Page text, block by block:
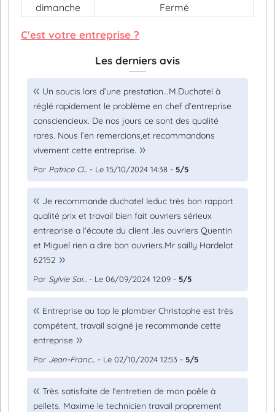
dimanche Fermé
C'est votre entreprise ?
Les derniers avis
Un soucis lors d’une prestation...M.Duchatel à
réglé rapidement le problème en chef d’entreprise
consciencieux. De nos jours ce sont des qualité
rares. Nous l’en remercions,et recommandons
vivement cette entreprise.
Par Patrice Cl... - Le 15/10/2024 14:38 - 5/5
Je recommande duchatel leduc très bon rapport
qualité prix et travail bien fait ouvriers sérieux
entreprise a l'écoute du client .les ouvriers Quentin
et Miguel rien a dire bon ouvriers.Mr sailly Hardelot
62152
Par Sylvie Sai... - Le 06/09/2024 12:09 - 5/5
Entreprise au top le plombier Christophe est très
compétent, travail soigné je recommande cette
entreprise
Par Jean-Franc... - Le 02/10/2024 12:53 - 5/5
Très satisfaite de l'entretien de mon poêle à
pellets. Maxime le technicien travail proprement